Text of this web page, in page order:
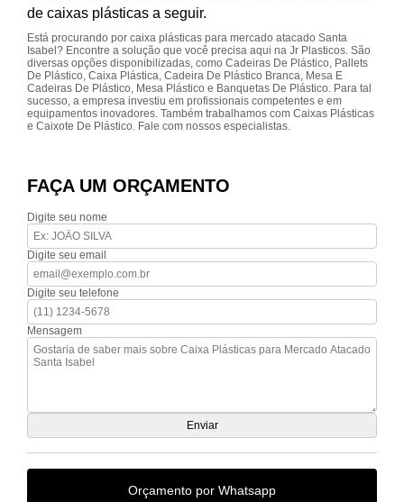
de caixas plásticas a seguir.
Está procurando por caixa plásticas para mercado atacado Santa
Isabel? Encontre a solução que você precisa aqui na Jr Plasticos. São
diversas opções disponibilizadas, como Cadeiras De Plástico, Pallets
De Plástico, Caixa Plástica, Cadeira De Plástico Branca, Mesa E
Cadeiras De Plástico, Mesa Plástico e Banquetas De Plástico. Para tal
sucesso, a empresa investiu em profissionais competentes e em
equipamentos inovadores. Também trabalhamos com Caixas Plásticas
e Caixote De Plástico. Fale com nossos especialistas.
FAÇA UM ORÇAMENTO
Digite seu nome
Digite seu email
Digite seu telefone
Mensagem
Orçamento por Whatsapp